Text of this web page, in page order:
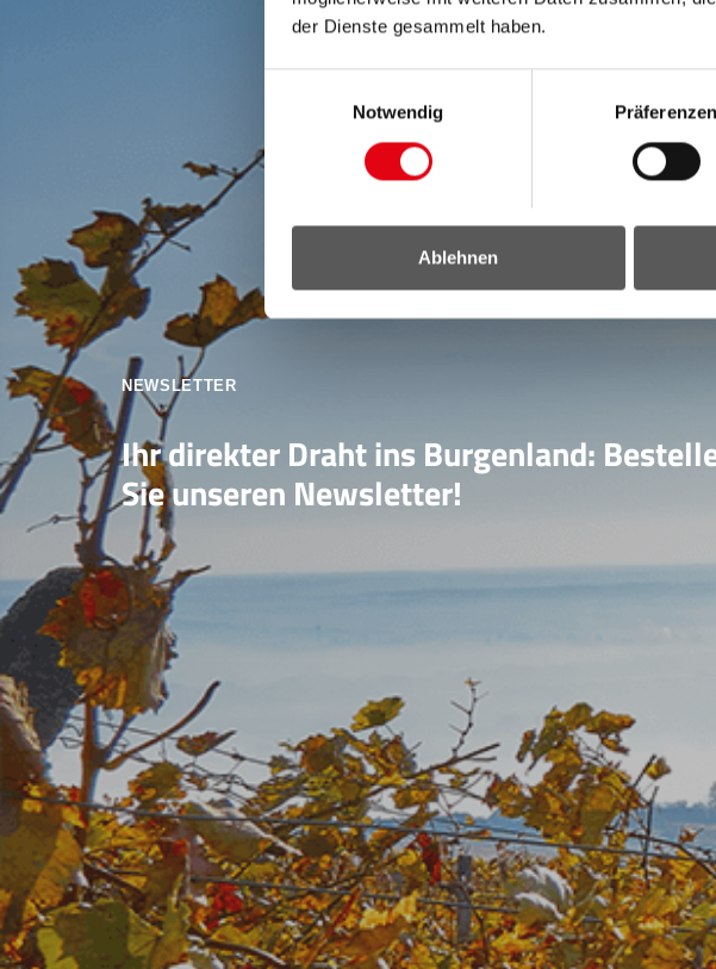
der Dienste gesammelt haben.
Notwendig
Präferenzen
Ablehnen
NEWSLETTER
Ihr direkter Draht ins Burgenland:
Sie unseren Newsletter!